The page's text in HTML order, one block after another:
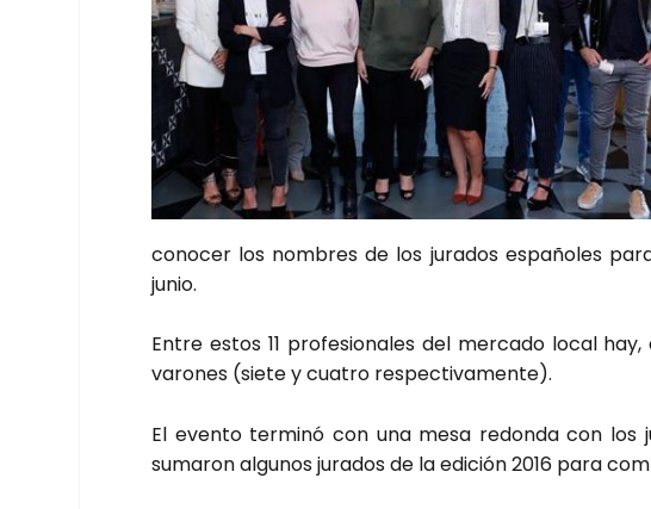
cono­cer los nom­bres de los jura­dos espa­ño­les
junio.
Entre estos 11 pro­fe­sio­na­les del mer­ca­do local
varo­nes (sie­te y cua­tro res­pec­ti­va­men­te).
El even­to ter­mi­nó con una mesa redon­da con los
suma­ron algu­nos jura­dos de la edi­ción 2016 para